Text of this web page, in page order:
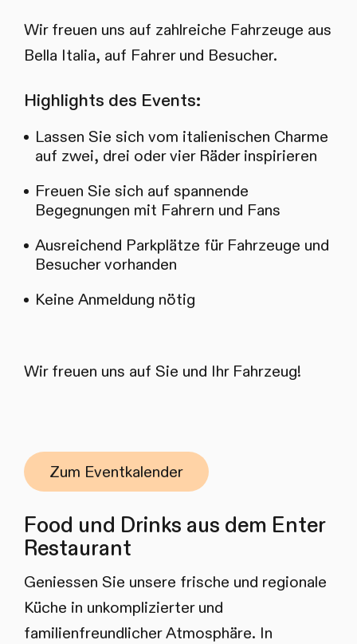
Wir freuen uns auf zahlreiche Fahrzeuge aus
Bella Italia, auf Fahrer und Besucher.
Highlights des Events:
Lassen Sie sich vom italienischen Charme
auf zwei, drei oder vier Räder inspirieren
Freuen Sie sich auf spannende
Begegnungen mit Fahrern und Fans
Ausreichend Parkplätze für Fahrzeuge und
Besucher vorhanden
Keine Anmeldung nötig
Wir freuen uns auf Sie und Ihr Fahrzeug!
Zum Eventkalender
Food und Drinks aus dem Enter
Restaurant
Geniessen Sie unsere frische und regionale
Küche in unkomplizierter und
familienfreundlicher Atmosphäre. In